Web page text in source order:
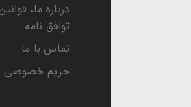
درباره ما،
توافق نامه
تماس با ما
حریم خصوصی